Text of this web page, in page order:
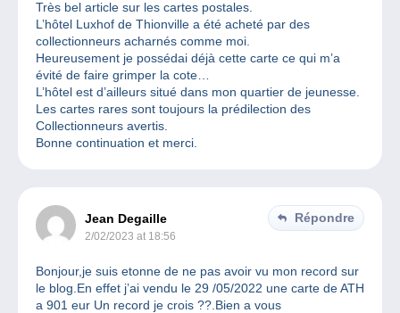
Très bel article sur les cartes postales.
L’hôtel Luxhof de Thionville a été acheté par des
collectionneurs acharnés comme moi.
Heureusement je possédai déjà cette carte ce qui m’a
évité de faire grimper la cote…
L’hôtel est d’ailleurs situé dans mon quartier de jeunesse.
Les cartes rares sont toujours la prédilection des
Collectionneurs avertis.
Bonne continuation et merci.
Jean Degaille
2/02/2023 at 18:56
Répondre
Bonjour,je suis etonne de ne pas avoir vu mon record sur
le blog.En effet j’ai vendu le 29 /05/2022 une carte de ATH
a 901 eur Un record je crois ??.Bien a vous